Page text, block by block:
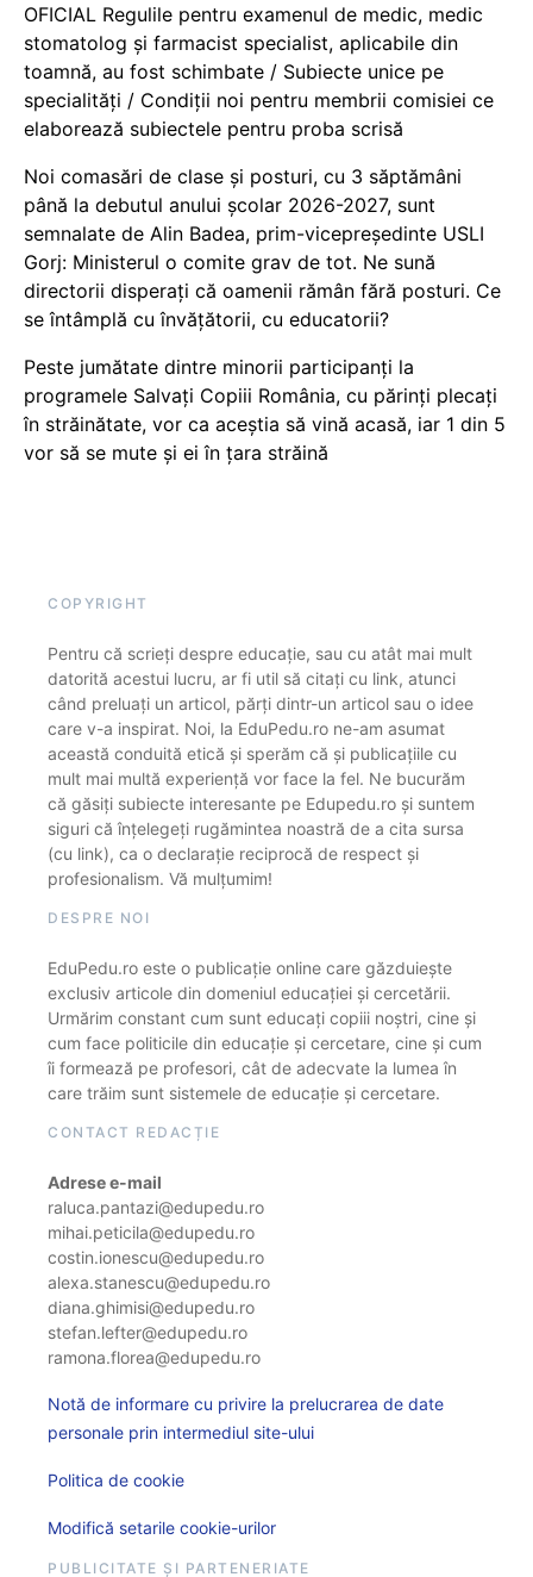
OFICIAL Regulile pentru examenul de medic, medic
stomatolog și farmacist specialist, aplicabile din
toamnă, au fost schimbate / Subiecte unice pe
specialități / Condiții noi pentru membrii comisiei ce
elaborează subiectele pentru proba scrisă
Noi comasări de clase și posturi, cu 3 săptămâni
până la debutul anului școlar 2026-2027, sunt
semnalate de Alin Badea, prim-vicepreședinte USLI
Gorj: Ministerul o comite grav de tot. Ne sună
directorii disperați că oamenii rămân fără posturi. Ce
se întâmplă cu învățătorii, cu educatorii?
Peste jumătate dintre minorii participanți la
programele Salvați Copiii România, cu părinți plecați
în străinătate, vor ca aceștia să vină acasă, iar 1 din 5
vor să se mute și ei în țara străină
COPYRIGHT
Pentru că scrieți despre educație, sau cu atât mai mult
datorită acestui lucru, ar fi util să citați cu link, atunci
când preluați un articol, părți dintr-un articol sau o idee
care v-a inspirat. Noi, la EduPedu.ro ne-am asumat
această conduită etică și sperăm că și publicațiile cu
mult mai multă experiență vor face la fel. Ne bucurăm
că găsiți subiecte interesante pe Edupedu.ro și suntem
siguri că înțelegeți rugămintea noastră de a cita sursa
(cu link), ca o declarație reciprocă de respect și
profesionalism. Vă mulțumim!
DESPRE NOI
EduPedu.ro este o publicație online care găzduiește
exclusiv articole din domeniul educației și cercetării.
Urmărim constant cum sunt educați copiii noștri, cine și
cum face politicile din educație și cercetare, cine și cum
îi formează pe profesori, cât de adecvate la lumea în
care trăim sunt sistemele de educație și cercetare.
CONTACT REDACȚIE
Adrese e-mail
raluca.pantazi@edupedu.ro
mihai.peticila@edupedu.ro
costin.ionescu@edupedu.ro
alexa.stanescu@edupedu.ro
diana.ghimisi@edupedu.ro
stefan.lefter@edupedu.ro
ramona.florea@edupedu.ro
Notă de informare cu privire la prelucrarea de date
personale prin intermediul site-ului
Politica de cookie
Modifică setarile cookie-urilor
PUBLICITATE ȘI PARTENERIATE